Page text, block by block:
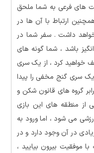
های فرعی به شما ملحق
ارتباط با آن ها در
داشت . سفر شما در
باشد ، شما گونه های
خواهید کرد ، از یک سری
یک سری گنج مخفی را پیدا
گروه های قانون شکن و
منطقه های این بازی
می شود ، اما ورود به
در آن وجود دارد و در
موفقیت بیرون بیایید ،